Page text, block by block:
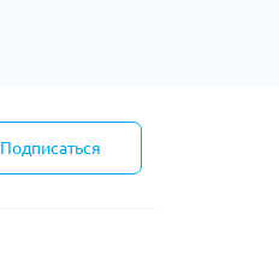
Подписаться